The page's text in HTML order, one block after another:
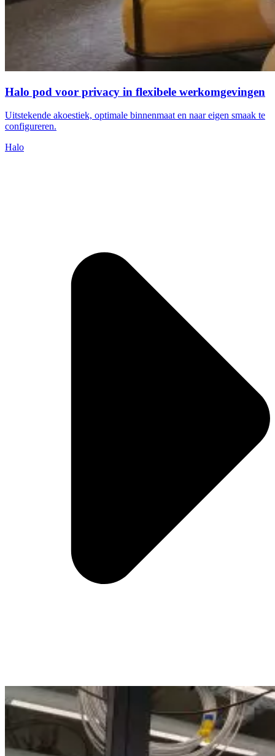
Halo pod voor privacy in flexibele werkomgevingen
Uitstekende akoestiek, optimale binnenmaat en naar eigen smaak te
configureren.
Halo